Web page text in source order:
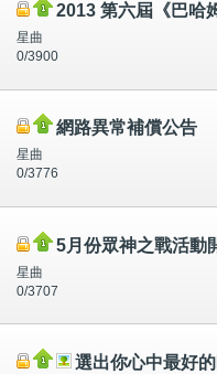
2013 第六屆《巴哈
星曲
0/3900
網路異常補償公告
星曲
0/3776
5月份眾神之戰活動
星曲
0/3707
選出你心中最好